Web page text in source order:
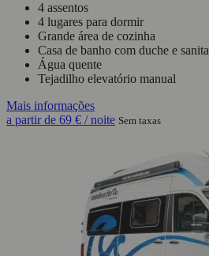
4 assentos
4 lugares para dormir
Grande área de cozinha
Casa de banho com duche e sanita
Água quente
Tejadilho elevatório manual
Mais informações
a partir de 69 € / noite Sem taxas